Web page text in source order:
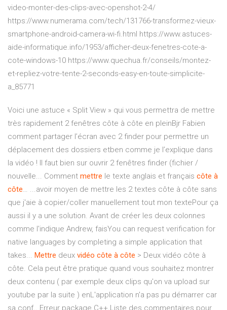
video-monter-des-clips-avec-openshot-2-4/
https://www.numerama.com/tech/131766-transformez-vieux-
smartphone-android-camera-wi-fi.html https://www.astuces-
aide-informatique.info/1953/afficher-deux-fenetres-cote-a-
cote-windows-10 https://www.quechua.fr/conseils/montez-
et-repliez-votre-tente-2-seconds-easy-en-toute-simplicite-
a_85771
Voici une astuce « Split View » qui vous permettra de mettre
très rapidement 2 fenêtres côte à côte en pleinBjr Fabien
comment partager l’écran avec 2 finder pour permettre un
déplacement des dossiers etben comme je l’explique dans
la vidéo ! Il faut bien sur ouvrir 2 fenêtres finder (fichier /
nouvelle... Comment mettre le texte anglais et français côte à
côte… ...avoir moyen de mettre les 2 textes côte à côte sans
que j'aie à copier/coller manuellement tout mon textePour ça
aussi il y a une solution. Avant de créer les deux colonnes
comme l'indique Andrew, faisYou can request verification for
native languages by completing a simple application that
takes... Mettre deux vidéo côte à côte > Deux vidéo côte à
côte. Cela peut être pratique quand vous souhaitez montrer
deux contenu ( par exemple deux clips qu'on va upload sur
youtube par la suite ) enL'application n'a pas pu démarrer car